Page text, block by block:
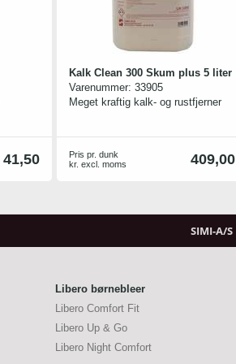
41,50
Kalk Clean 300 Skum plus 5 liter
Varenummer: 33905
Meget kraftig kalk- og rustfjerner
409,00
Pris pr. dunk
kr. excl. moms
SIMI-A/S
Libero børnebleer
Libero Comfort Fit
Libero Up & Go
Libero Night Comfort